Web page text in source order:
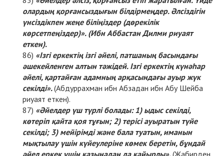
олардың қорғансыздығын білдірмеңдер. Әлсіздігін
үнсіздікпен жеңе біліңіздер (дөрекілік
көрсетпеңіздер)». (Ибн Аббастан Дилми риуаят
еткен).
«Ізгі еркектің ізгі әйелі, патшаның басындағы
әшекейленген алтын тәжідей. Ізгі еркектің күнәһар
әйелі, қартайған адамның арқасындағы ауыр жүк
секілді».(Абдуррахман ибн Абзадан ибн Абу Шейба
риуаят еткен).
«Әйелдер үш түрлі болады: 1) ыдыс секілді,
көтеріп қайта қоя тұғын; 2) терісі ауыратын түйе
секілді; 3) мейірімді және бала туатын, иманын
мықтылау үшін күйеулеріне көмек беретін, бұндай
әйел еркек үшін қазынадан да қайырлы».(Жабирден